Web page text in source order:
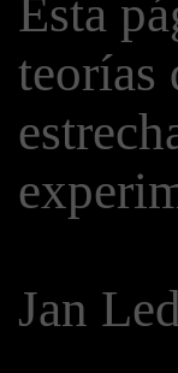
Esta
teorías
Jan